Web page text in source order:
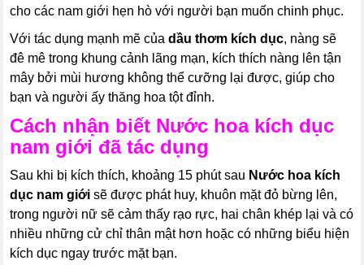
cho các nam giới hẹn hò với người bạn muốn chinh phục.
Với tác dụng mạnh mẽ củadầu thơm kích dục, nàng sẽ
đê mê trong khung cảnh lãng mạn, kích thích nàng lên tận
mây bởi mùi hương không thể cưỡng lại được, giúp cho
bạn và người ấy thăng hoa tột đỉnh.
Cách nhận biết Nước hoa kích dục
nam giới đã tác dụng
Sau khi bị kích thích, khoảng 15 phút sau Nước hoa kích
dục nam giới sẽ được phát huy, khuôn mặt đỏ bừng lên,
trong người nữ sẽ cảm thấy rạo rực, hai chân khép lại và có
nhiều những cử chỉ thân mật hơn hoặc có những biểu hiện
kích dục ngay trước mặt bạn.